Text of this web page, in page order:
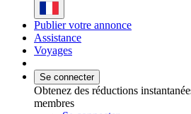
Publier votre annonce
Assistance
Voyages
Se connecter
Obtenez des réductions
membres